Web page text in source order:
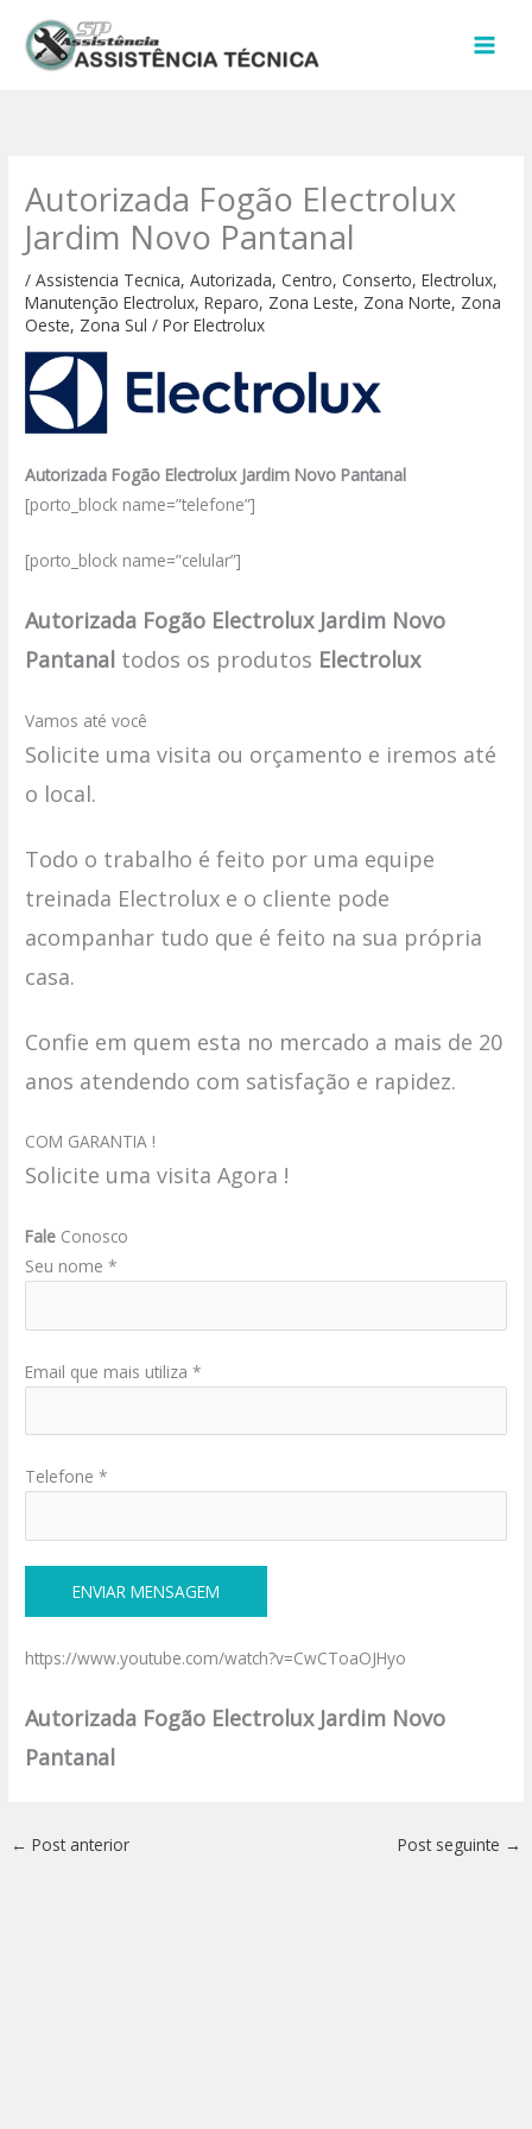
para
Autorizada Fogão Electrolux
Jardim Novo Pantanal
/Assistencia Tecnica,Autorizada,Centro,Conserto,Electrolux,
Manutenção Electrolux,Reparo, Zona Leste, Zona Norte, Zona
Oeste, Zona Sul / PorElectrolux
Autorizada Fogão Electrolux Jardim Novo Pantanal
[porto_block name=”telefone”]
[porto_block name=”celular”]
Autorizada Fogão Electrolux Jardim Novo
Pantanal todos os produtos Electrolux
Vamos até você
Solicite uma visita ou orçamento e iremos até
o local.
Todo o trabalho é feito por uma equipe
treinada Electrolux e o cliente pode
acompanhar tudo que é feito na sua própria
casa.
Confie em quem esta no mercado a mais de 20
anos atendendo com satisfação e rapidez.
COM GARANTIA !
Solicite uma visita Agora !
Fale Conosco
Seu nome *
Email que mais utiliza *
Telefone *
https://www.youtube.com/watch?v=CwCToaOJHyo
Autorizada Fogão Electrolux Jardim Novo
Pantanal
← Post anterior Post seguinte →